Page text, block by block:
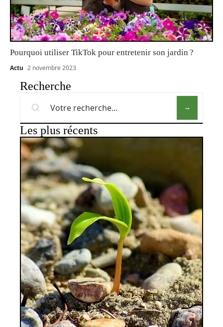
Pourquoi utiliser TikTok pour entretenir son jardin ?
Actu 2 novembre 2023
Recherche
Les plus récents